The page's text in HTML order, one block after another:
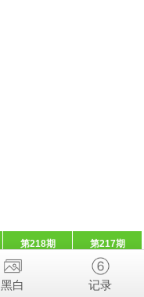
第218期 第217期
黑白 记录